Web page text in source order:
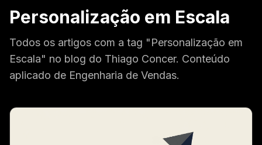
Personalização em Escala
Todos os artigos com a tag "Personalização em
Escala" no blog do Thiago Concer. Conteúdo
aplicado de Engenharia de Vendas.